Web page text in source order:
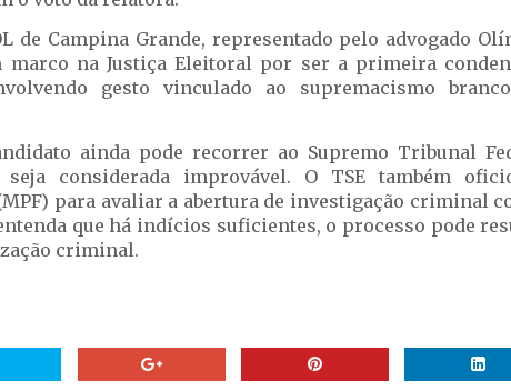
de Campina Grande, representado pelo advogado
marco na Justiça Eleitoral por ser a primeira
gesto vinculado ao supremacismo
ainda pode recorrer ao Supremo Tribunal
seja considerada improvável. O TSE também
para avaliar a abertura de investigação criminal
que há indícios suficientes, o processo pode
criminal.